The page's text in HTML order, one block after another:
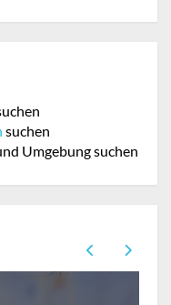
suchen
Umgebung suchen